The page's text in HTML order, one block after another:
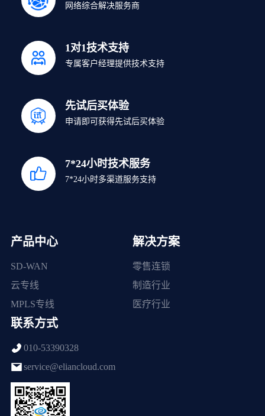
网络综合解决服务商
1对1技术支持
专属客户经理提供技术支持
先试后买体验
申请即可获得先试后买体验
7*24小时技术服务
7*24小时多渠道服务支持
产品中心
SD-WAN
云专线
MPLS专线
解决方案
零售连锁
制造行业
医疗行业
联系方式
010-53390328
service@eliancloud.com